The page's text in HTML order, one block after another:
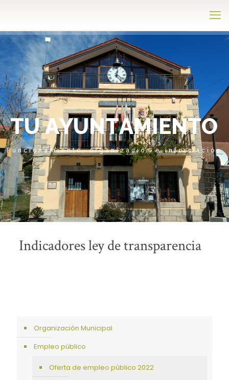
TU AYUNTAMIENTO
Funcionamiento, organización e información
Indicadores ley de transparencia
Organización Municipal
Empleo público
Oferta de empleo público 2022